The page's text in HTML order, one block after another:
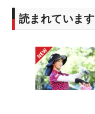
読まれています